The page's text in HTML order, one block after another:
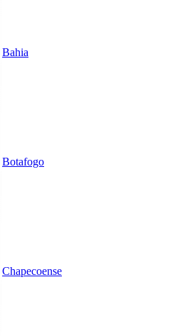
Bahia
Botafogo
Chapecoense